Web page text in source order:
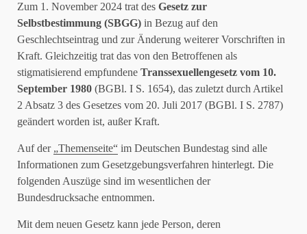
Zum 1. November 2024 trat des Gesetz zur
Selbstbestimmung (SBGG) in Bezug auf den
Geschlechtseintrag und zur Änderung weiterer Vorschriften in
Kraft. Gleichzeitig trat das von den Betroffenen als
stigmatisierend empfundene Transsexuellengesetz vom 10.
September 1980 (BGBl. I S. 1654), das zuletzt durch Artikel
2 Absatz 3 des Gesetzes vom 20. Juli 2017 (BGBl. I S. 2787)
geändert worden ist, außer Kraft.
Auf der „Themenseite“ im Deutschen Bundestag sind alle
Informationen zum Gesetzgebungsverfahren hinterlegt. Die
folgenden Auszüge sind im wesentlichen der
Bundesdrucksache entnommen.
Mit dem neuen Gesetz kann jede Person, deren